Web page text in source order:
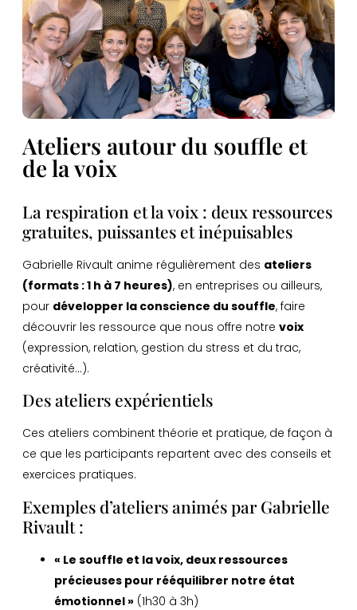
Ateliers autour du souffle et
de la voix
La respiration et la voix : deux ressources
gratuites, puissantes et inépuisables
Gabrielle Rivault anime régulièrement des ateliers
(formats : 1 h à 7 heures), en entreprises ou ailleurs,
pour développer la conscience du souffle, faire
découvrir les ressource que nous offre notre voix
(expression, relation, gestion du stress et du trac,
créativité…).
Des ateliers expérientiels
Ces ateliers combinent théorie et pratique, de façon à
ce que les participants repartent avec des conseils et
exercices pratiques.
Exemples d’ateliers animés par Gabrielle
Rivault :
« Le souffle et la voix, deux ressources
précieuses pour rééquilibrer notre état
émotionnel » (1h30 à 3h)